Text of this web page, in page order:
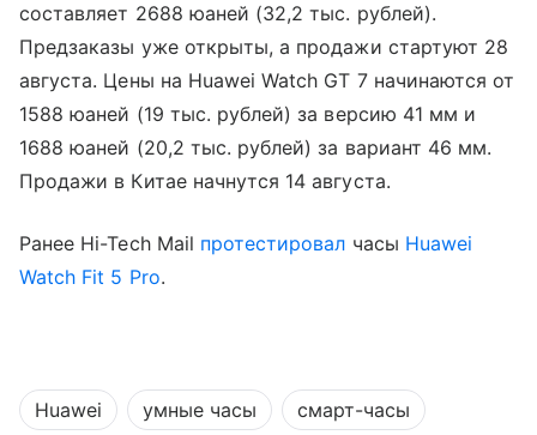
составляет 2688 юаней (32,2 тыс. рублей).
Предзаказы уже открыты, а продажи стартуют 28
августа. Цены на Huawei Watch GT 7 начинаются от
1588 юаней (19 тыс. рублей) за версию 41 мм и
1688 юаней (20,2 тыс. рублей) за вариант 46 мм.
Продажи в Китае начнутся 14 августа.
Ранее Hi-Tech Mail протестировал часы Huawei
Watch Fit 5 Pro.
Huawei умные часы смарт-часы